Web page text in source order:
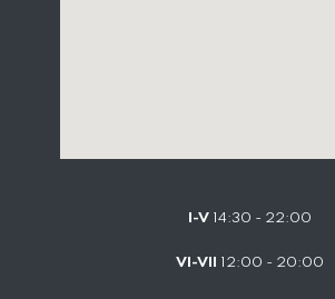
I-V14:30 - 22:00
VI-VII 12:00 - 20:00